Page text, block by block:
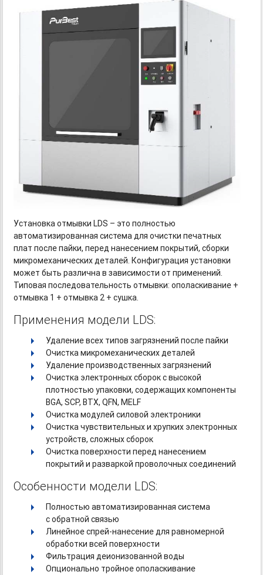
Установка отмывки LDS – это полностью
автоматизированная система для очистки печатных
плат после пайки, перед нанесением покрытий, сборки
микромеханических деталей. Конфигурация установки
может быть различна в зависимости от применений.
Типовая последовательность отмывки: ополаскивание +
отмывка 1 + отмывка 2 + сушка.
Применения модели LDS:
Удаление всех типов загрязнений после пайки
Очистка микромеханических деталей
Удаление производственных загрязнений
Очистка электронных сборок с высокой
плотностью упаковки, содержащих компоненты
BGA, SCP, BTX, QFN, MELF
Очистка модулей силовой электроники
Очистка чувствительных и хрупких электронных
устройств, сложных сборок
Очистка поверхности перед нанесением
покрытий и разваркой проволочных соединений
Особенности модели LDS:
Полностью автоматизированная система
с обратной связью
Линейноеспрей-нанесениедля равномерной
обработки всей поверхности
Фильтрация деионизованной воды
Опционально тройное ополаскивание